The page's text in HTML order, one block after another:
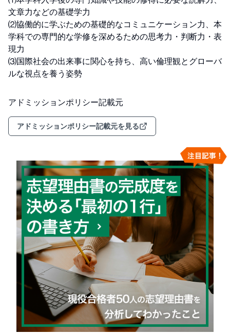
文章力などの基礎学力
⑵協働的に学ぶための基礎的なコミュニケーション力、本
学科での専門的な学修を深めるための思考力・判断力・表
現力
⑶国際社会の出来事に関心を持ち、高い倫理観とグローバ
ルな視点を養う姿勢
アドミッションポリシー記載元
アドミッションポリシー記載元を見る